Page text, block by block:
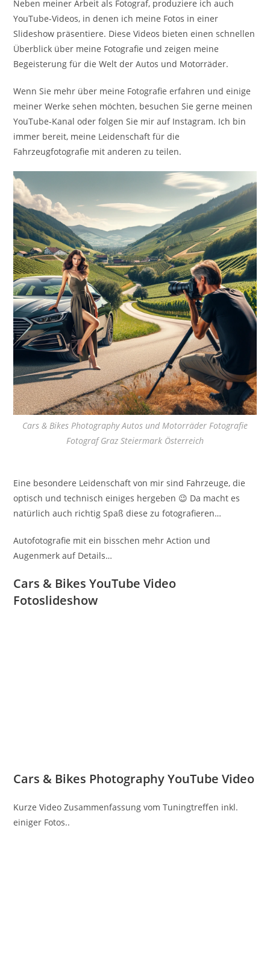
Neben meiner Arbeit als Fotograf, produziere ich auch
YouTube-Videos, in denen ich meine Fotos in einer
Slideshow präsentiere. Diese Videos bieten einen schnellen
Überblick über meine Fotografie und zeigen meine
Begeisterung für die Welt der Autos und Motorräder.
Wenn Sie mehr über meine Fotografie erfahren und einige
meiner Werke sehen möchten, besuchen Sie gerne meinen
YouTube-Kanal oder folgen Sie mir auf Instagram. Ich bin
immer bereit, meine Leidenschaft für die
Fahrzeugfotografie mit anderen zu teilen.
Cars & Bikes Photography Autos und Motorräder Fotografie
Fotograf Graz Steiermark Österreich
Eine besondere Leidenschaft von mir sind Fahrzeuge, die
optisch und technisch einiges hergeben 😉 Da macht es
natürlich auch richtig Spaß diese zu fotografieren…
Autofotografie mit ein bisschen mehr Action und
Augenmerk auf Details…
Cars & Bikes YouTube Video
Fotoslideshow
Cars & Bikes Photography YouTube Video
Kurze Video Zusammenfassung vom Tuningtreffen inkl.
einiger Fotos..